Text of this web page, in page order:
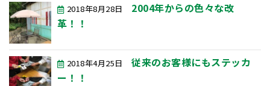
2018年8月28日
2004年からの色々な改
革！！
2018年4月25日
従来のお客様にもステッカ
ー！！